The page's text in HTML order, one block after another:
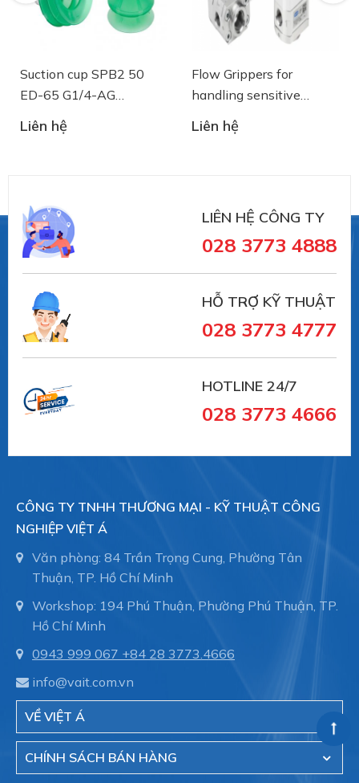
#10.01.06.02856 #SCHG00002059
##numhutchankhong #schmalz #phukiennang
#mayhotronangtrongluc #numhutchankhong #vait
#vieta #giachutchankhong
--------
động hóa, nâng chân không và công nghệ kẹp
phôi gỗ trong máy CNC.
Việt Á
là đại diện ủy quyền của hãng Schmalz -
Online Shop Schmalz
Giác hút chân không Schmalz, Suction
hóa. Hỗ trợ nhiều mảng khác nhau:
Suction Cups for Food
Suction Cups for Handling Glass
Suction cup SPB2 50
ED-65 G1/4-AG
- 10.01.06.03461 - Núm
hút chân không Schmalz
Liên hệ
Flow Grippers for
handling sensitive
components
Liên hệ
LIÊN HỆ CÔNG TY
028 3773 4888
HỖ TRỢ KỸ THUẬT
028 3773 4777
HOTLINE 24/7
028 3773 4666
CÔNG TY TNHH THƯƠNG MẠI - KỸ THUẬT CÔNG
NGHIỆP VIỆT Á
Văn phòng: 84 Trần Trọng Cung, Phường Tân
Thuận, TP. Hồ Chí Minh
Workshop: 194 Phú Thuận, Phường Phú Thuận, TP.
Hồ Chí Minh
0943 999 067 +84 28 3773.4666
info@vait.com.vn
VỀ VIỆT Á
CHÍNH SÁCH BÁN HÀNG